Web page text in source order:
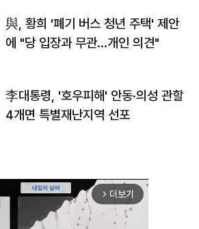
與, 황희 '폐기 버스 청년 주택' 제안
에 "당 입장과 무관…개인 의견"
李대통령, '호우피해' 안동·의성 관할
4개면 특별재난지역 선포
arrow_forward_ios 더보기